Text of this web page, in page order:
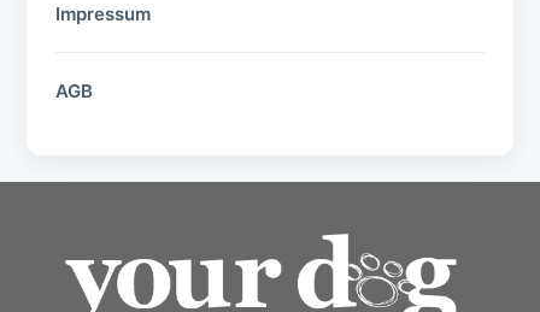
Impressum
AGB